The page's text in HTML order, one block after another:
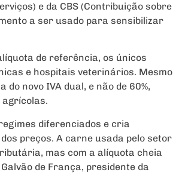
e da CBS (Contribuição sobre
a ser usado para sensibilizar
de referência, os únicos
e hospitais veterinários. Mesmo
novo IVA dual, e não de 60%,
agrícolas.
diferenciados e cria
preços. A carne usada pelo setor
mas com a alíquota cheia
de França, presidente da